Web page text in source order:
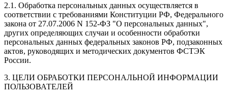
2.1. Обработка персональных данных осуществляется в
соответствии с требованиями Конституции РФ, Федерального
закона от 27.07.2006 N 152-ФЗ "О персональных данных",
других определяющих случаи и особенности обработки
персональных данных федеральных законов РФ, подзаконных
актов, руководящих и методических документов ФСТЭК
России.
3. ЦЕЛИ ОБРАБОТКИ ПЕРСОНАЛЬНОЙ ИНФОРМАЦИИ
ПОЛЬЗОВАТЕЛЕЙ